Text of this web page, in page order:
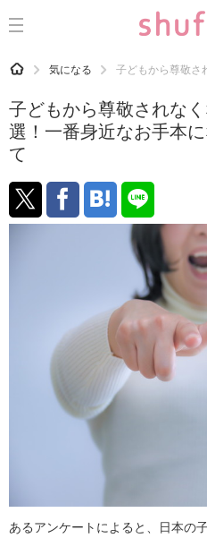
CATEGORY 記事カテゴリ
運気
生活の知恵
お金
食材辞典
おすすめ
HOME 気になる 子どもから尊敬さ
子どもから尊敬されな
選！一番身近なお手本
て
あるアンケートによると、日本の